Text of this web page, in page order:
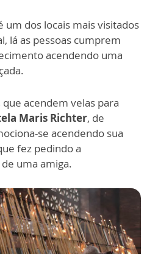
um dos locais mais visitados
lá as pessoas cumprem
acendendo uma
acendem velas para
Maris Richter, de
se acendendo sua
fez pedindo a
uma amiga.